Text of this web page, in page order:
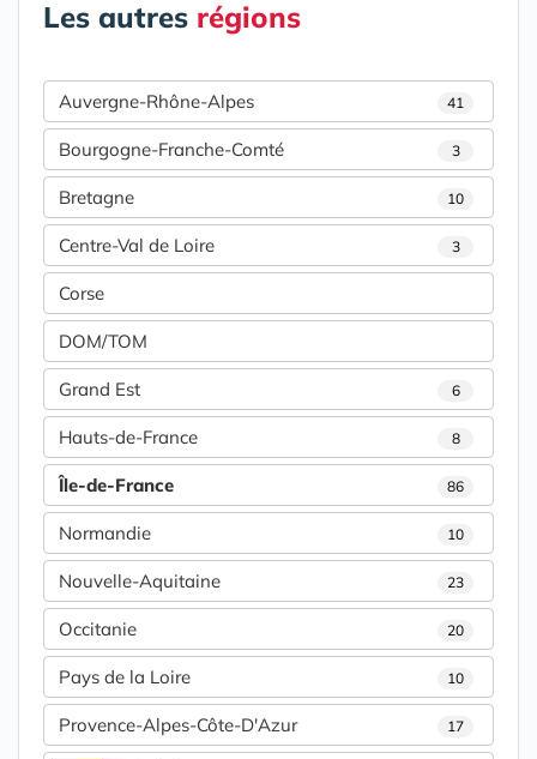
Les autres régions
Auvergne-Rhône-Alpes 41
Bourgogne-Franche-Comté 3
Bretagne 10
Centre-Val de Loire 3
Corse
DOM/TOM
Grand Est 6
Hauts-de-France 8
Île-de-France 86
Normandie 10
Nouvelle-Aquitaine 23
Occitanie 20
Pays de la Loire 10
Provence-Alpes-Côte-D'Azur 17